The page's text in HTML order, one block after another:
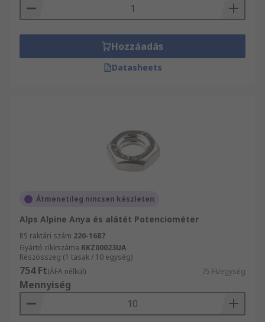
Hozzáadás
Datasheets
Átmenetileg nincsen készleten
Alps Alpine Anya és alátét Potenciométer
RS raktári szám 220-1687
Gyártó cikkszáma RKZ00023UA
Részösszeg (1 tasak / 10 egység)
754 Ft(ÁFA nélkül) 75 Ft/egység
Mennyiség